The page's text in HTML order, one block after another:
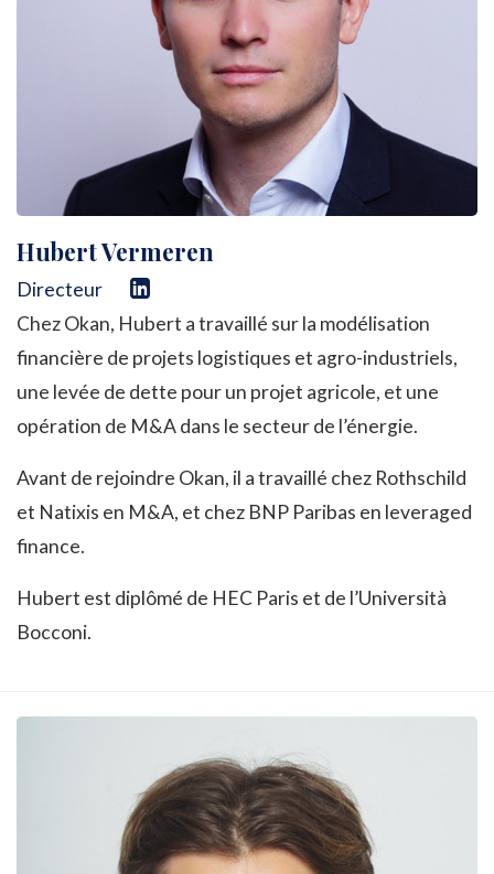
Hubert Vermeren
Directeur
Chez Okan, Hubert a travaillé sur la modélisation
financière de projets logistiques et agro-industriels,
une levée de dette pour un projet agricole, et une
opération de M&A dans le secteur de l’énergie.
Avant de rejoindre Okan, il a travaillé chez Rothschild
et Natixis en M&A, et chez BNP Paribas en leveraged
finance.
Hubert est diplômé de HEC Paris et de l’Università
Bocconi.